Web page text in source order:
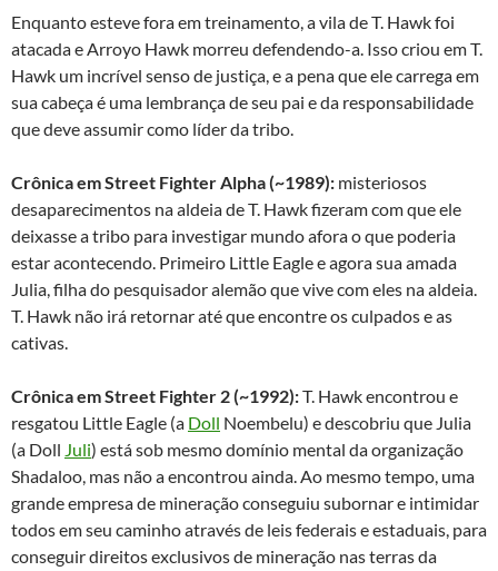
Enquanto esteve fora em treinamento, a vila de T. Hawk foi
atacada e Arroyo Hawk morreu defendendo-a. Isso criou em T.
Hawk um incrível senso de justiça, e a pena que ele carrega em
sua cabeça é uma lembrança de seu pai e da responsabilidade
que deve assumir como líder da tribo.
Crônica em Street Fighter Alpha (~1989): misteriosos
desaparecimentos na aldeia de T. Hawk fizeram com que ele
deixasse a tribo para investigar mundo afora o que poderia
estar acontecendo. Primeiro Little Eagle e agora sua amada
Julia, filha do pesquisador alemão que vive com eles na aldeia.
T. Hawk não irá retornar até que encontre os culpados e as
cativas.
Crônica em Street Fighter 2 (~1992):T. Hawk encontrou e
resgatou Little Eagle (a Doll Noembelu) e descobriu que Julia
(a Doll Juli) está sob mesmo domínio mental da organização
Shadaloo, mas não a encontrou ainda. Ao mesmo tempo, uma
grande empresa de mineração conseguiu subornar e intimidar
todos em seu caminho através de leis federais e estaduais, para
conseguir direitos exclusivos de mineração nas terras da